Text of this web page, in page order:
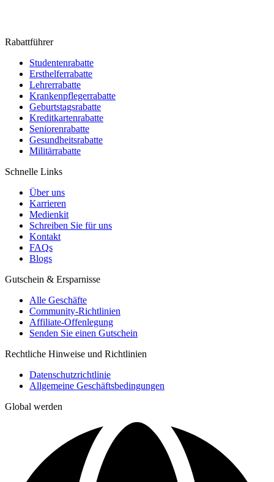
Rabattführer
Studentenrabatte
Ersthelferrabatte
Lehrerrabatte
Krankenpflegerrabatte
Geburtstagsrabatte
Kreditkartenrabatte
Seniorenrabatte
Gesundheitsrabatte
Militärrabatte
Schnelle Links
Über uns
Karrieren
Medienkit
Schreiben Sie für uns
Kontakt
FAQs
Blogs
Gutschein & Ersparnisse
Alle Geschäfte
Community-Richtlinien
Affiliate-Offenlegung
Senden Sie einen Gutschein
Rechtliche Hinweise und Richtlinien
Datenschutzrichtlinie
Allgemeine Geschäftsbedingungen
Global werden